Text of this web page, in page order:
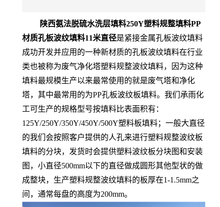
陕西氨法脱硫水洗层填料250Y塑料规整填料PP
材质孔板波纹填料11米直径是紧接金属孔板波纹填料
成功开发并应用的一种新材质的孔板波纹填料在行业
类也被称为废气净化塔塑料规整波纹填料，因为这种
填料最规模生产以来最常使用的就是废气塔和净化
塔，其中最常用的为PP孔板波纹板填料。我们承雨化
工可生产的规格型号按填料比表面积有：
125Y/250Y/350Y/450Y/500Y塑料板填料；一般大直径
的我们会按照客户提供的人孔来进行塑料规整波纹板
填料的分块，发货时会提供塑料波纹板分块图和安装
图，小直径500mm以下的直径做成圆形其他型状的做
成整块，生产塑料规整波纹填料的板厚在1-1.5mm之
间，通常每盘的高度为200mm。